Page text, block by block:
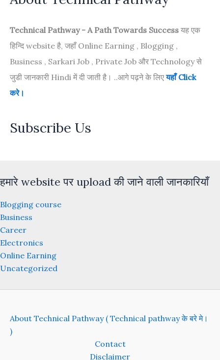
Technical Pathway - A Path Towards Success यह एक
हिन्दि website है, जहाँ Online Earning , Blogging ,
Business , Sarkari Job , Private Job और Technology से
जुडी जानकारी Hindi में दी जाती है। ..आगे पढ़ने के लिए यहाँ Click
करे।
Subscribe Us
हमारे website पर upload की जाने वाली जानकारियाँ
Blogging course
Business
Career
Electronics
Online Earning
Uncategorized
About Technical Pathway ( Technical pathway के बरे मे।
)
Contact
Disclaimer